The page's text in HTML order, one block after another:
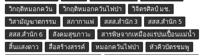
วิกฤติหมอกควัน
วิกฤติหมอกควันไฟป่า
วิจิตรศิลป์ มช.
วิสามัญฆาตกรรม
สภากาแฟ สสส.สำนัก 3
สสส.สำนัก 5
สสส.สำนัก 6
สังคมสุขภาวะ
สารพิษจากเหมืองแร่ปนเปื้อนแม่น้ำ
สิ้นแสงดาว
สื่อสร้างสรรค์ หมอกควันไฟป่า
หัวคิวบัตรชมพู